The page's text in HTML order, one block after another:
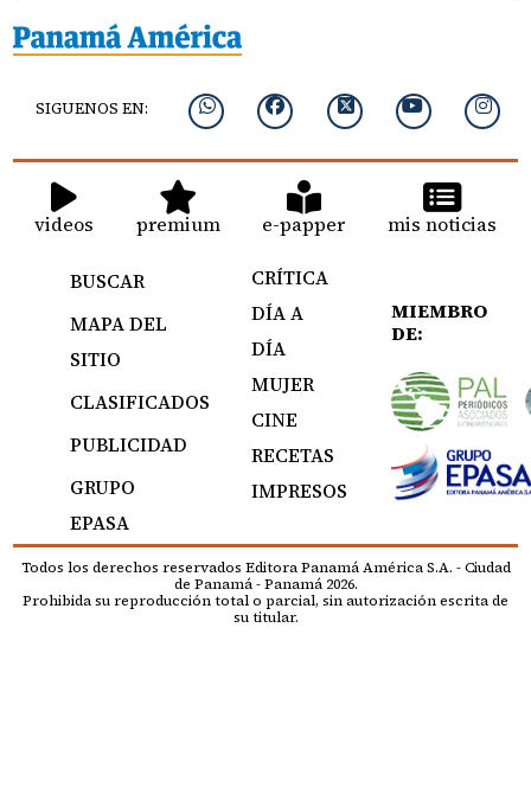
SIGUENOS EN:
videos premium e-papper mis noticias
BUSCAR
MAPA DEL
SITIO
CLASIFICADOS
PUBLICIDAD
GRUPO
EPASA
CRÍTICA
DÍA A
DÍA
MUJER
CINE
RECETAS
IMPRESOS
MIEMBRO
DE:
Todos los derechos reservados Editora Panamá América S.A. - Ciudad
de Panamá - Panamá 2026.
Prohibida su reproducción total o parcial, sin autorización escrita de
su titular.